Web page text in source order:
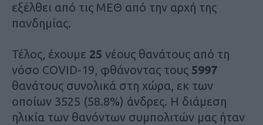
εξέλθει από τις ΜΕΘ από την αρχή της
πανδημίας.
Τέλος, έχουμε 25 νέους θανάτους από τη
νόσο COVID-19, φθάνοντας τους 5997
θανάτους συνολικά στη χώρα, εκ των
οποίων 3525 (58.8%) άνδρες. Η διάμεση
ηλικία των θανόντων συμπολιτών μας ήταν